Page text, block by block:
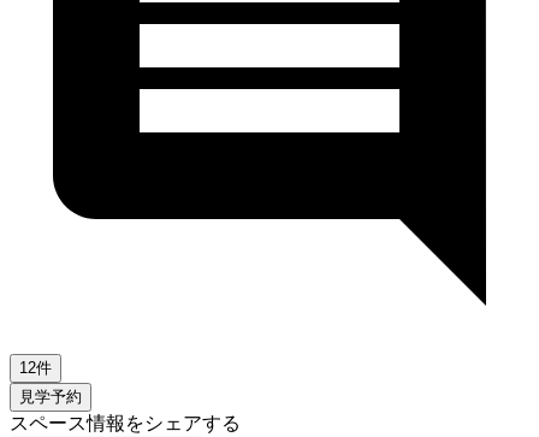
12件
見学予約
スペース情報をシェアする